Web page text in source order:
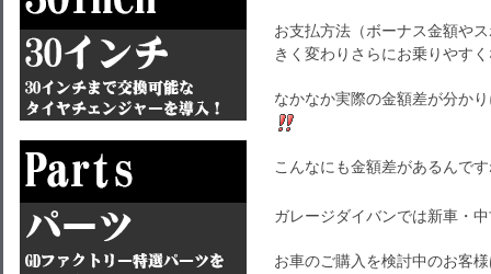
お支払方法（ボーナス金額や
きく変わりさらにお乗りやす
なかなか実際の金額差が分か
こんなにも金額差があるんで
ガレージダイバンでは新車・
お車のご購入を検討中のお客